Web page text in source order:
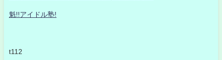
魁!!アイドル塾!
t112